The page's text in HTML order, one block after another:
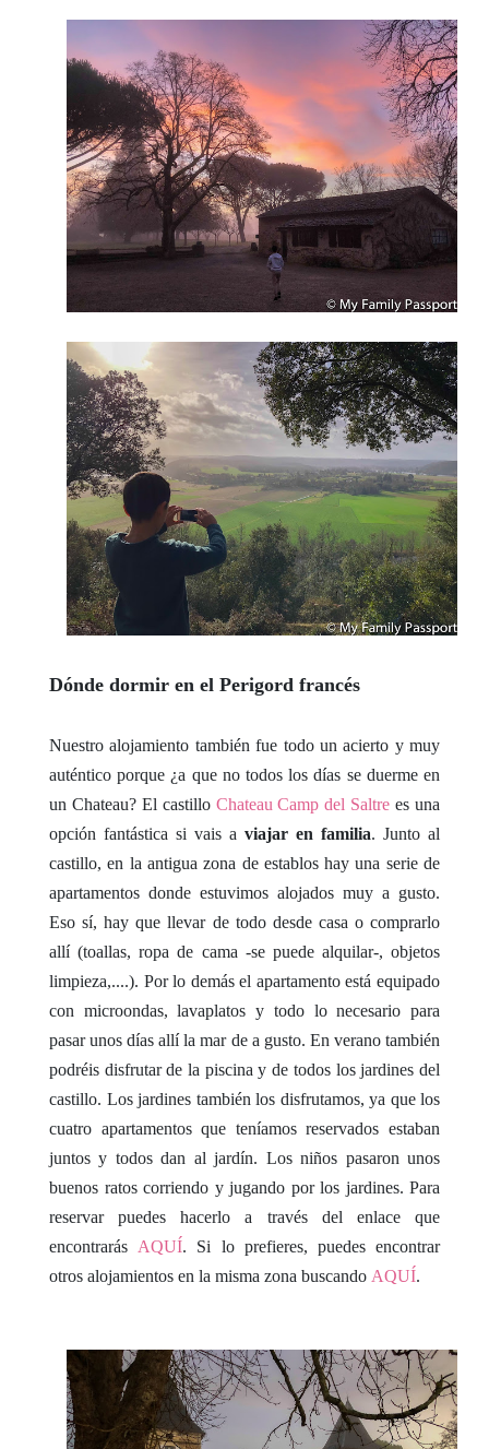
Dónde dormir en el Perigord francés
Nuestro alojamiento también fue todo un acierto y muy
auténtico porque ¿a que no todos los días se duerme en
un Chateau? El castillo Chateau Camp del Saltre es una
opción fantástica si vais a viajar en familia. Junto al
castillo, en la antigua zona de establos hay una serie de
apartamentos donde estuvimos alojados muy a gusto.
Eso sí, hay que llevar de todo desde casa o comprarlo
allí (toallas, ropa de cama -se puede alquilar-, objetos
limpieza,....). Por lo demás el apartamento está equipado
con microondas, lavaplatos y todo lo necesario para
pasar unos días allí la mar de a gusto. En verano también
podréis disfrutar de la piscina y de todos los jardines del
castillo. Los jardines también los disfrutamos, ya que los
cuatro apartamentos que teníamos reservados estaban
juntos y todos dan al jardín. Los niños pasaron unos
buenos ratos corriendo y jugando por los jardines. Para
reservar puedes hacerlo a través del enlace que
encontrarás AQUÍ. Si lo prefieres, puedes encontrar
otros alojamientos en la misma zona buscando AQUÍ.